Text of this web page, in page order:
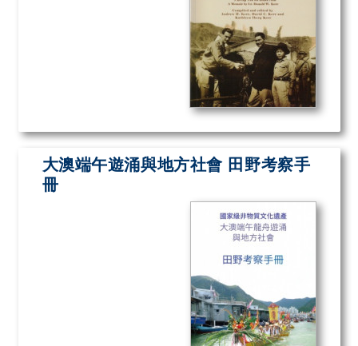
大澳端午遊涌與地方社會 田野考察手
冊